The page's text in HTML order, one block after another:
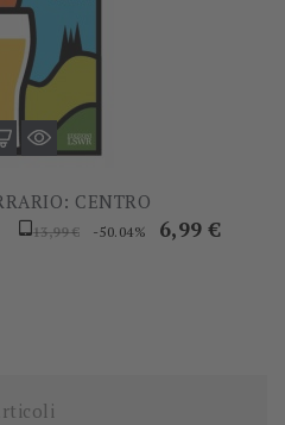
CENTRO
Prezzo
13,99 € -50.04% Prezzo
6,99 €